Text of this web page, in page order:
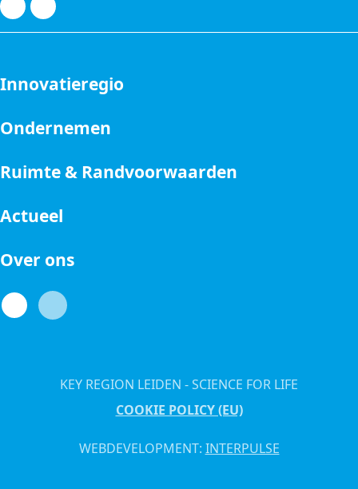
Innovatieregio
Ondernemen
Ruimte & Randvoorwaarden
Actueel
Over ons
KEY REGION LEIDEN - SCIENCE FOR LIFE
COOKIE POLICY (EU)
WEBDEVELOPMENT: INTERPULSE